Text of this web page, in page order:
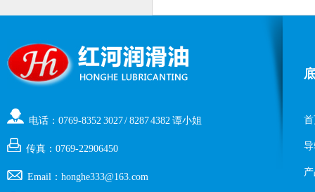
电话：0769-8352 3027 / 8287 4382 谭小姐
传真：0769-22906450
Email：honghe333@163.com